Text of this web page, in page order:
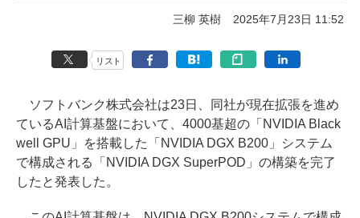
三柳 英樹 2025年7月23日 11:52
リスト
ソフトバンク株式会社は23日、同社が現在拡張を進め
ているAI計算基盤において、4000基超の「NVIDIA Black
well GPU」を搭載した「NVIDIA DGX B200」システム
で構成される「NVIDIA DGX SuperPOD」の構築を完了
したと発表した。